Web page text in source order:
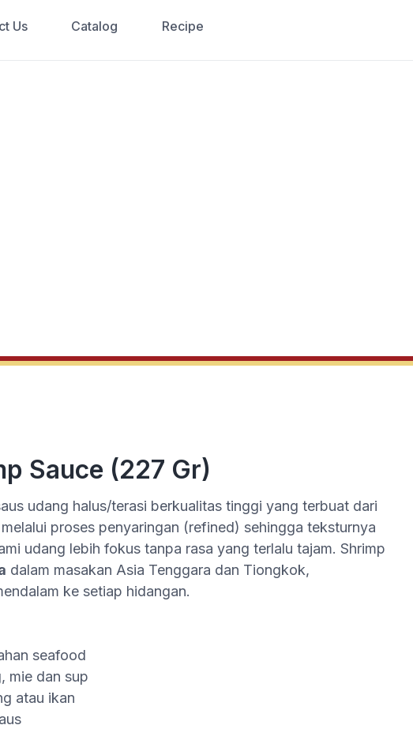
Us Catalog Recipe
Sauce (227 Gr)
udang halus/terasi berkualitas tinggi yang terbuat dari
proses penyaringan (refined) sehingga teksturnya
udang lebih fokus tanpa rasa yang terlalu tajam. Shrimp
dalam masakan Asia Tenggara dan Tiongkok,
ke setiap hidangan.
seafood
mie dan sup
atau ikan